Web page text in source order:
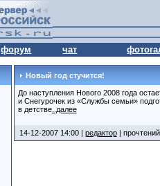
форум чат
Новый год стучится!
До наступления Нового 2008 года
и Снегурочек из «Службы семьи»
в детстве..далее
14-12-2007 14:00 | редактор|